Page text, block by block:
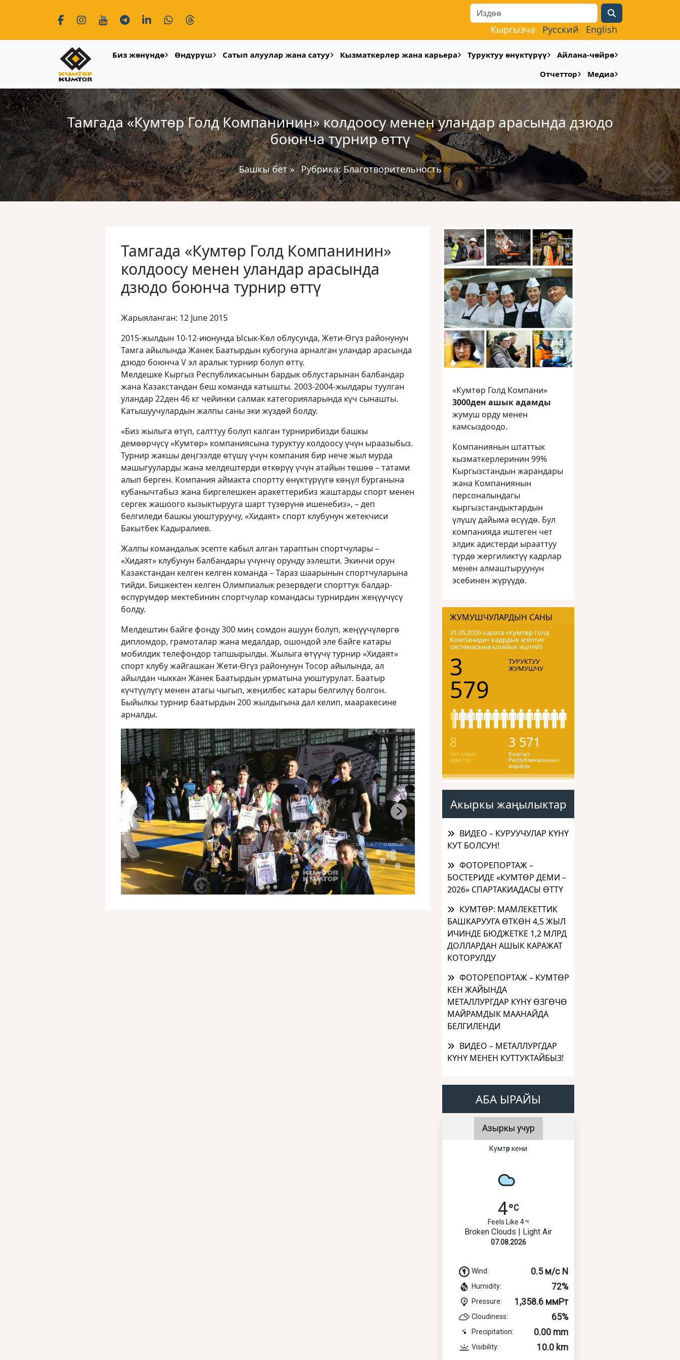
Search
Кыргызча Русский English
Биз жөнүндө Өндүрүш Сатып алуулар жана сатуу Кызматкерлер жана карьера Туруктуу өнүктүрүү
Айлана-чөйрө
Отчеттор
Медиа
Тамгада «Кумтɵр Голд Компанинин» колдоосу менен уландар арасында дзюдо
боюнча турнир ɵттү
Башкы бет» Рубрика:Благотворительность
Тамгада «Кумтɵр Голд Компанинин»
колдоосу менен уландар арасында
дзюдо боюнча турнир ɵттү
Жарыяланган: 12 June 2015
2015-жылдын 10-12-июнунда Ысык-Кɵл облусунда, Жети-Ɵгүз районунун
Тамга айылында Жанек Баатырдын кубогуна арналган уландар арасында
дзюдо боюнча V эл аралык турнир болуп ɵттү.
Мелдешке Кыргыз Республикасынын бардык облустарынан балбандар
жана Казакстандан беш команда катышты. 2003-2004-жылдары туулган
уландар 22ден 46 кг чейинки салмак категорияларында күч сынашты.
Катышуучулардын жалпы саны эки жүздɵй болду.
«Биз жылыга өтүп, салттуу болуп калган турнирибизди башкы
демɵɵрчүсү «Кумтɵр» компаниясына туруктуу колдоосу үчүн ыраазыбыз.
Турнир жакшы деӊгээлде ɵтүшү үчүн компания бир нече жыл мурда
машыгууларды жана мелдештерди ɵткɵрүү үчүн атайын төшөө – татами
алып берген. Компания аймакта спортту ɵнүктүрүүгɵ кɵӊүл бурганына
кубанычтабыз жана биргелешкен аракеттерибиз жаштарды спорт менен
сергек жашоого кызыктырууга шарт түзөрүнө ишенебиз», – деп
белгиледи башкы уюштуруучу, «Хидаят» спорт клубунун жетекчиси
Бакытбек Кадыралиев.
Жалпы командалык эсепте кабыл алган тараптын спортчулары –
«Хидаят» клубунун балбандары үчүнчү орунду ээлешти. Экинчи орун
Казакстандан келген келген команда – Тараз шаарынын спортчуларына
тийди. Бишкектен келген Олимпиалык резервдеги спорттук балдар-
ɵспүрүмдɵр мектебинин спортчулар командасы турнирдин жеңүүчүсү
болду.
Мелдештин байге фонду 300 миӊ сомдон ашуун болуп, жеӊүүчүлɵргɵ
дипломдор, грамоталар жана медалдар, ошондой эле байге катары
мобилдик телефондор тапшырылды. Жылыга өтүүчү турнир «Хидаят»
спорт клубу жайгашкан Жети-Ɵгүз районунун Тосор айылында, ал
айылдан чыккан Жанек Баатырдын урматына уюштурулат. Баатыр
күчтүүлүгү менен атагы чыгып, жеӊилбес катары белгилүү болгон.
Быйылкы турнир баатырдын 200 жылдыгына дал келип, мааракесине
арналды.
«Кумтөр Голд Компани»
3000ден ашык адамды
жумуш орду менен
камсыздоодо.
Компаниянын штаттык
кызматкерлеринин 99%
Кыргызстандын жарандары
жана Компаниянын
персоналындагы
кыргызстандыктардын
үлүшү дайыма өсүүдө. Бул
компанияда иштеген чет
элдик адистерди ырааттуу
түрдө жергиликтүү кадрлар
менен алмаштыруунун
эсебинен жүрүүдө.
ЖУМУШЧУЛАРДЫН САНЫ
31.05.2026 карата «Кумтɵр Голд
Компаниде» кадрдык эсептик
системасына ылайык иштейт
3
579
ТУРУКТУУ
ЖУМУШЧУ
8
Чет элдик
адистер
3 571
Кыргыз
Республикасынын
жараны
Акыркы жаңылыктар
ВИДЕО – КУРУУЧУЛАР КҮНҮ
КУТ БОЛСУН!
ФОТОРЕПОРТАЖ –
БОСТЕРИДЕ «КУМТӨР ДЕМИ –
2026» СПАРТАКИАДАСЫ ӨТТҮ
КУМТӨР: МАМЛЕКЕТТИК
БАШКАРУУГА ӨТКӨН 4,5 ЖЫЛ
ИЧИНДЕ БЮДЖЕТКЕ 1,2 МЛРД
ДОЛЛАРДАН АШЫК КАРАЖАТ
КОТОРУЛДУ
ФОТОРЕПОРТАЖ – КУМТӨР
КЕН ЖАЙЫНДА
МЕТАЛЛУРГДАР КҮНҮ ӨЗГӨЧӨ
МАЙРАМДЫК МААНАЙДА
БЕЛГИЛЕНДИ
ВИДЕО – МЕТАЛЛУРГДАР
КҮНҮ МЕНЕН КУТТУКТАЙБЫЗ!
АБА ЫРАЙЫ
Азыркы учур
Кумтөр кени
4
Feels Like 4
Broken Clouds | Light Air
07.08.2026
Wind: 0.5 м/с N
Humidity: 72%
Pressure: 1,358.6 ммРт
Cloudiness: 65%
Precipitation: 0.00 mm
Visibility: 10.0 km